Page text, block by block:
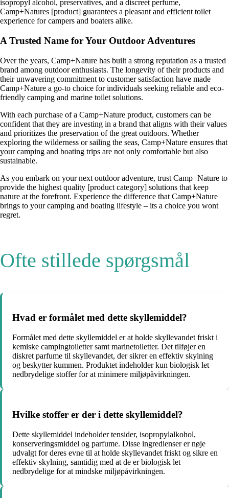
isopropyl alcohol, preservatives, and a discreet perfume,
Camp+Natures [product] guarantees a pleasant and efficient toilet
experience for campers and boaters alike.
A Trusted Name for Your Outdoor Adventures
Over the years, Camp+Nature has built a strong reputation as a trusted
brand among outdoor enthusiasts. The longevity of their products and
their unwavering commitment to customer satisfaction have made
Camp+Nature a go-to choice for individuals seeking reliable and eco-
friendly camping and marine toilet solutions.
With each purchase of a Camp+Nature product, customers can be
confident that they are investing in a brand that aligns with their values
and prioritizes the preservation of the great outdoors. Whether
exploring the wilderness or sailing the seas, Camp+Nature ensures that
your camping and boating trips are not only comfortable but also
sustainable.
As you embark on your next outdoor adventure, trust Camp+Nature to
provide the highest quality [product category] solutions that keep
nature at the forefront. Experience the difference that Camp+Nature
brings to your camping and boating lifestyle – its a choice you wont
regret.
Ofte stillede spørgsmål
Hvad er formålet med dette skyllemiddel?
Formålet med dette skyllemiddel er at holde skyllevandet friskt i
kemiske campingtoiletter samt marinetoiletter. Det tilføjer en
diskret parfume til skyllevandet, der sikrer en effektiv skylning
og beskytter kummen. Produktet indeholder kun biologisk let
nedbrydelige stoffer for at minimere miljøpåvirkningen.
Hvilke stoffer er der i dette skyllemiddel?
Dette skyllemiddel indeholder tensider, isopropylalkohol,
konserveringsmiddel og parfume. Disse ingredienser er nøje
udvalgt for deres evne til at holde skyllevandet friskt og sikre en
effektiv skylning, samtidig med at de er biologisk let
nedbrydelige for at mindske miljøpåvirkningen.